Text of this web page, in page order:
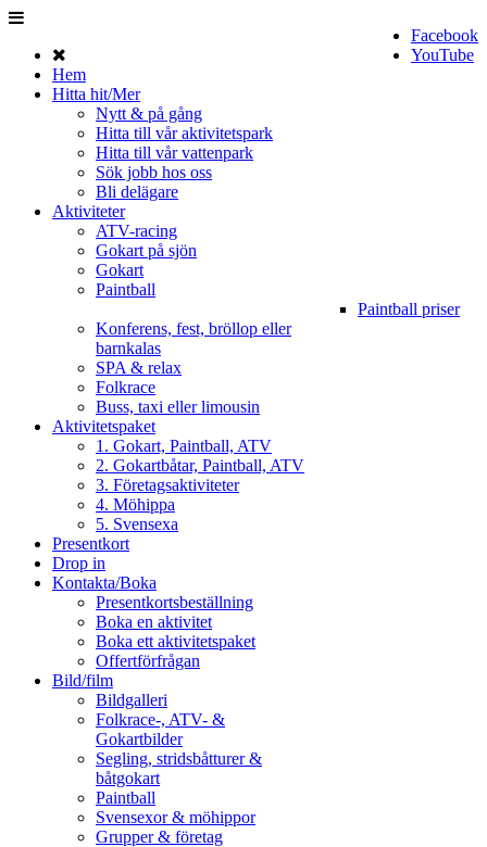
Facebook
YouTube
Hem
Hitta hit/Mer
Nytt & på gång
Hitta till vår aktivitetspark
Hitta till vår vattenpark
Sök jobb hos oss
Bli delägare
Aktiviteter
ATV-racing
Gokart på sjön
Gokart
Paintball
Paintball priser
Konferens, fest, bröllop eller
barnkalas
SPA & relax
Folkrace
Buss, taxi eller limousin
Aktivitetspaket
1. Gokart, Paintball, ATV
2. Gokartbåtar, Paintball, ATV
3. Företagsaktiviteter
4. Möhippa
5. Svensexa
Presentkort
Drop in
Kontakta/Boka
Presentkortsbeställning
Boka en aktivitet
Boka ett aktivitetspaket
Offertförfrågan
Bild/film
Bildgalleri
Folkrace-, ATV- &
Gokartbilder
Segling, stridsbåtturer &
båtgokart
Paintball
Svensexor & möhippor
Grupper & företag